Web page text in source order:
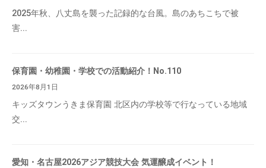
2025年秋、八丈島を襲った記録的な台風。島のあちこちで被
害...
保育園・幼稚園・学校での活動紹介！No.110
2026年8月1日
キッズタウンうきま保育園 北区内の学校等で行なっている地域
交...
愛知・名古屋2026アジア競技大会 気運醸成イベント！